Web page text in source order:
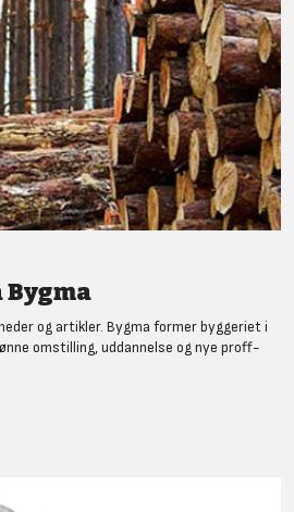
Bygma
og artikler. Bygma former byggeriet i
omstilling, uddannelse og nye proff-